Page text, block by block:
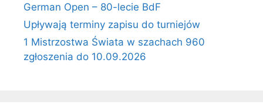
German Open – 80-lecie BdF
Upływają terminy zapisu do turniejów
1 Mistrzostwa Świata w szachach 960
zgłoszenia do 10.09.2026